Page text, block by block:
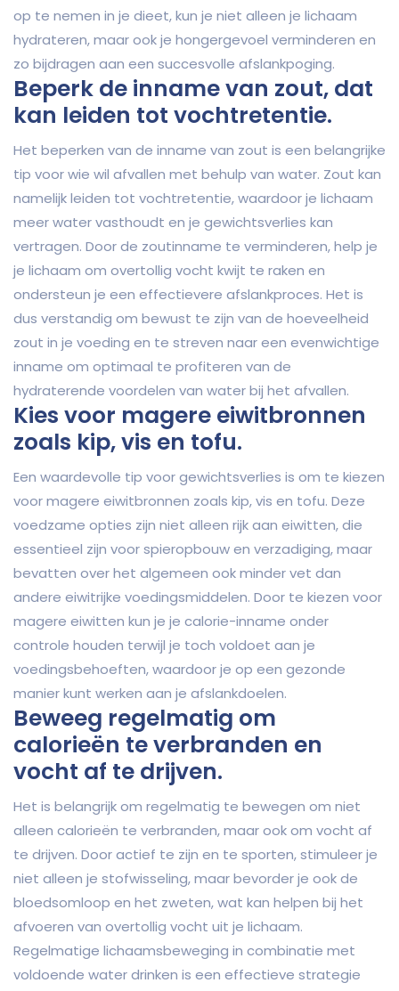
op te nemen in je dieet, kun je niet alleen je lichaam
hydrateren, maar ook je hongergevoel verminderen en
zo bijdragen aan een succesvolle afslankpoging.
Beperk de inname van zout, dat
kan leiden tot vochtretentie.
Het beperken van de inname van zout is een belangrijke
tip voor wie wil afvallen met behulp van water. Zout kan
namelijk leiden tot vochtretentie, waardoor je lichaam
meer water vasthoudt en je gewichtsverlies kan
vertragen. Door de zoutinname te verminderen, help je
je lichaam om overtollig vocht kwijt te raken en
ondersteun je een effectievere afslankproces. Het is
dus verstandig om bewust te zijn van de hoeveelheid
zout in je voeding en te streven naar een evenwichtige
inname om optimaal te profiteren van de
hydraterende voordelen van water bij het afvallen.
Kies voor magere eiwitbronnen
zoals kip, vis en tofu.
Een waardevolle tip voor gewichtsverlies is om te kiezen
voor magere eiwitbronnen zoals kip, vis en tofu. Deze
voedzame opties zijn niet alleen rijk aan eiwitten, die
essentieel zijn voor spieropbouw en verzadiging, maar
bevatten over het algemeen ook minder vet dan
andere eiwitrijke voedingsmiddelen. Door te kiezen voor
magere eiwitten kun je je calorie-inname onder
controle houden terwijl je toch voldoet aan je
voedingsbehoeften, waardoor je op een gezonde
manier kunt werken aan je afslankdoelen.
Beweeg regelmatig om
calorieën te verbranden en
vocht af te drijven.
Het is belangrijk om regelmatig te bewegen om niet
alleen calorieën te verbranden, maar ook om vocht af
te drijven. Door actief te zijn en te sporten, stimuleer je
niet alleen je stofwisseling, maar bevorder je ook de
bloedsomloop en het zweten, wat kan helpen bij het
afvoeren van overtollig vocht uit je lichaam.
Regelmatige lichaamsbeweging in combinatie met
voldoende water drinken is een effectieve strategie